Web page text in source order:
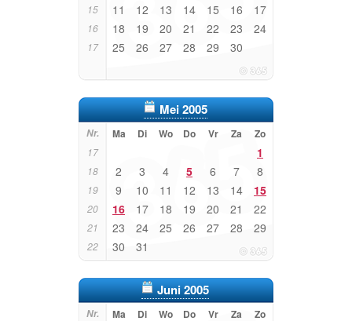
15 11 12 13 14 15 16 17
16 18 19 20 21 22 23 24
17 25 26 27 28 29 30
Mei 2005
Nr. Ma Di Wo Do Vr Za Zo
17 1
18 2 3 4 5 6 7 8
19 9 10 11 12 13 14 15
20 16 17 18 19 20 21 22
21 23 24 25 26 27 28 29
22 30 31
Juni 2005
Nr. Ma Di Wo Do Vr Za Zo